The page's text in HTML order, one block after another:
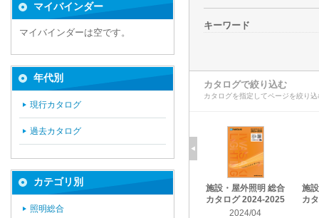
キーワード
カタログで絞り込む
カタログを指定してページを絞り
施設・屋外照明 総合
カタログ 2024-2025
2024/04
施
カ
マイバインダー
マイバインダーは空です。
年代別
現行カタログ
過去カタログ
カテゴリ別
照明総合